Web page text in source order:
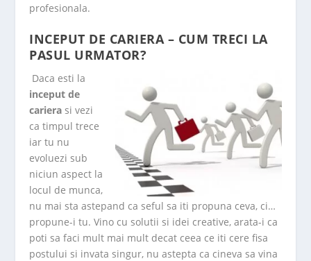
profesionala.
INCEPUT DE CARIERA – CUM TRECI LA
PASUL URMATOR?
Daca esti la
inceput de
cariera si vezi
ca timpul trece
iar tu nu
evoluezi sub
niciun aspect la
locul de munca,
nu mai sta astepand ca seful sa iti propuna ceva, ci…
propune-i tu. Vino cu solutii si idei creative, arata-i ca
poti sa faci mult mai mult decat ceea ce iti cere fisa
postului si invata singur, nu astepta ca cineva sa vina